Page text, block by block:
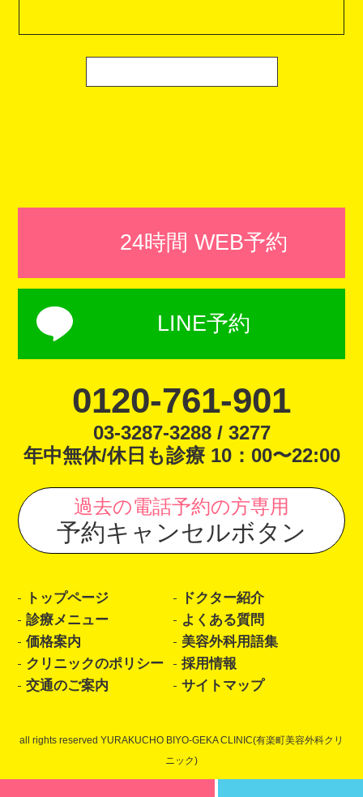
24時間 WEB予約
LINE予約
0120-761-901
03-3287-3288 / 3277
年中無休/休日も診療 10：00〜22:00
過去の電話予約の方専用
予約キャンセルボタン
トップページ
ドクター紹介
診療メニュー
よくある質問
価格案内
美容外科用語集
クリニックのポリシー
採用情報
交通のご案内
サイトマップ
all rights reserved YURAKUCHO BIYO-GEKA CLINIC(有楽町美容外科クリ
ニック)